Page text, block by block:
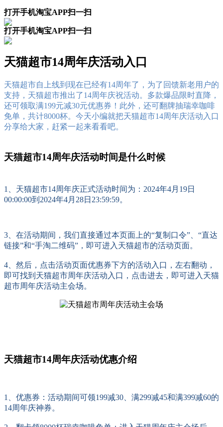
打开手机淘宝APP扫一扫
打开手机淘宝APP扫一扫
天猫超市14周年庆活动入口
天猫超市自上线到现在已经有14周年了，为了回馈新老用户的
支持，天猫超市推出了14周年庆祝活动。多款爆品限时直降，
还可领取满199元减30元优惠券！此外，还可翻牌抽瑞幸咖啡
免单，共计8000杯。今天小编就把天猫超市14周年庆活动入口
分享给大家，赶紧一起来看看吧。
天猫超市14周年庆活动时间是什么时候
1、 天猫超市14周年庆正式活动时间为：2024年4月19日
00:00:00到2024年4月28日23:59:59。
3、在活动期间，我们直接通过本页面上的“复制口令”、“直达
链接”和“手淘二维码”，即可进入天猫超市的活动页面。
4、然后，点击活动页面优惠券下方的活动入口，左右翻动，
即可找到天猫超市周年庆活动入口，点击进去，即可进入天猫
超市周年庆活动主会场。
天猫超市14周年庆活动优惠介绍
1、优惠券：活动期间可领199减30、满299减45和满399减60的
14周年庆神券。